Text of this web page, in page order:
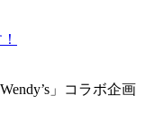
」コラボ企画